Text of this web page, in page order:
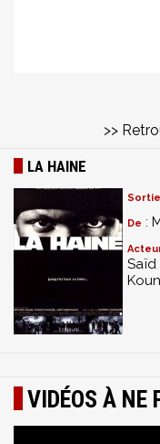
>>
LA HAINE
Sortie
De :
Saïd
VIDÉOS À NE